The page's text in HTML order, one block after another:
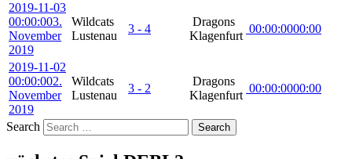
2019-11-03
00:00:003.
November
2019
Wildcats
Lustenau
3 - 4
Dragons
Klagenfurt
00:00:0000:00
2019-11-02
00:00:002.
November
2019
Wildcats
Lustenau
3 - 2
Dragons
Klagenfurt
00:00:0000:00
Search